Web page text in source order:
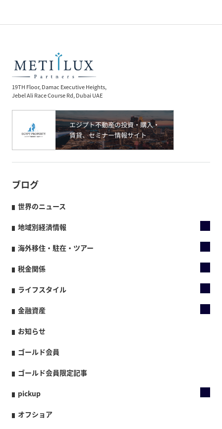
19TH Floor, Damac Executive Heights,
Jebel Ali Race Course Rd, Dubai UAE
ブログ
世界のニュース
地域別経済情報
海外移住・駐在・ツアー
税金関係
ライフスタイル
金融資産
お知らせ
ゴールド会員
ゴールド会員限定記事
pickup
オフショア